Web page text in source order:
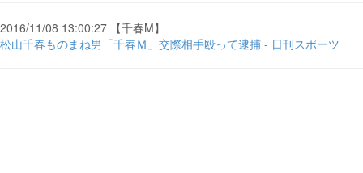
2016/11/08 13:00:27 【千春M】
松山千春ものまね男「千春Ｍ」交際相手殴って逮捕 - 日刊スポーツ